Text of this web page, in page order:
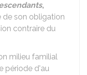
,
de son obligation
contraire du
milieu familial
période d'au